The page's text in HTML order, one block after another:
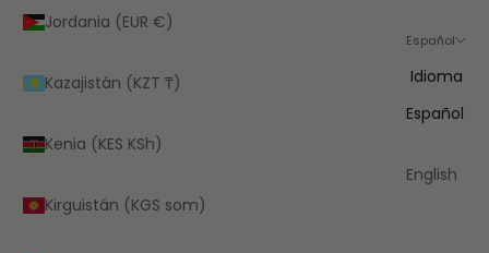
Jordania (EUR €)
Kazajistán (KZT ₸)
Kenia (KES KSh)
Kirguistán (KGS som)
Español
Idioma
Español
English